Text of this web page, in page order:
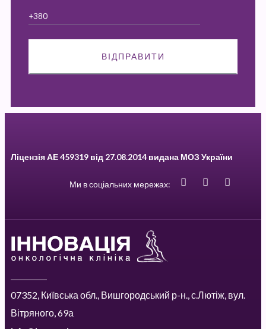
Ліцензія АЕ 459319 від 27.08.2014 видана МОЗ України
Ми в соціальних мережах:
07352, Київська обл., Вишгородський р-н., с.Лютіж, вул.
Вітряного, 69а